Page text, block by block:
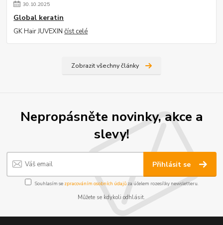
30.10.2025
Global keratin
GK Hair JUVEXINčíst celé
Zobrazit všechny články
Nepropásněte novinky, akce a
slevy!
Přihlásit se
Souhlasím se zpracováním osobních údajůza účelem rozesílky newsletteru.
Můžete se kdykoli odhlásit.